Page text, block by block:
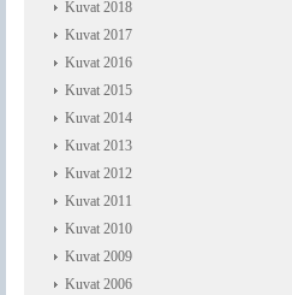
Kuvat 2018
Kuvat 2017
Kuvat 2016
Kuvat 2015
Kuvat 2014
Kuvat 2013
Kuvat 2012
Kuvat 2011
Kuvat 2010
Kuvat 2009
Kuvat 2006